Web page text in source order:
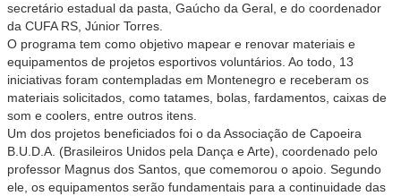
secretário estadual da pasta, Gaúcho da Geral, e do coordenador
da CUFA RS, Júnior Torres.
O programa tem como objetivo mapear e renovar materiais e
equipamentos de projetos esportivos voluntários. Ao todo, 13
iniciativas foram contempladas em Montenegro e receberam os
materiais solicitados, como tatames, bolas, fardamentos, caixas de
som e coolers, entre outros itens.
Um dos projetos beneficiados foi o da Associação de Capoeira
B.U.D.A. (Brasileiros Unidos pela Dança e Arte), coordenado pelo
professor Magnus dos Santos, que comemorou o apoio. Segundo
ele, os equipamentos serão fundamentais para a continuidade das